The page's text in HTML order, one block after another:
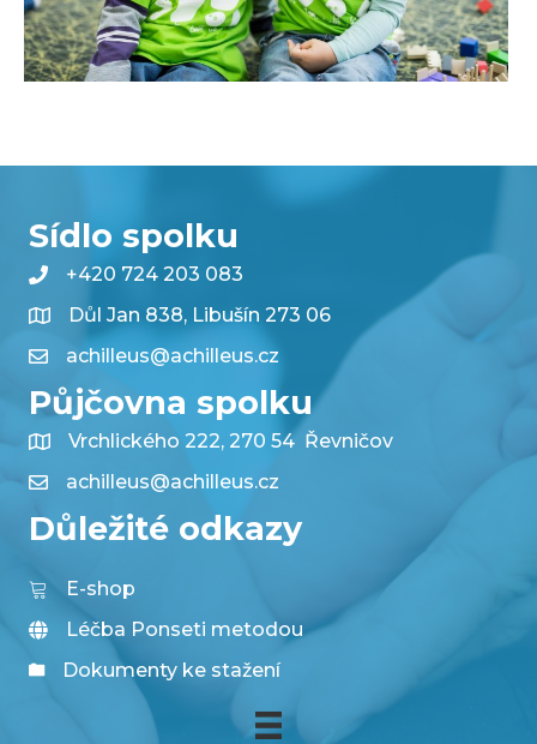
Sídlo spolku
+420 724 203 083
Důl Jan 838, Libušín 273 06
achilleus@achilleus.cz
Půjčovna spolku
Vrchlického 222, 270 54 Řevničov
achilleus@achilleus.cz
Důležité odkazy
E-shop
Léčba Ponseti metodou
Dokumenty ke stažení